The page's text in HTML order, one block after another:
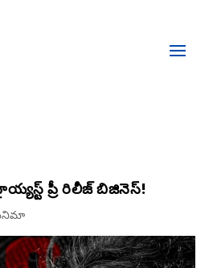
ప్రీ రిలీజ్ బిజినెస్!